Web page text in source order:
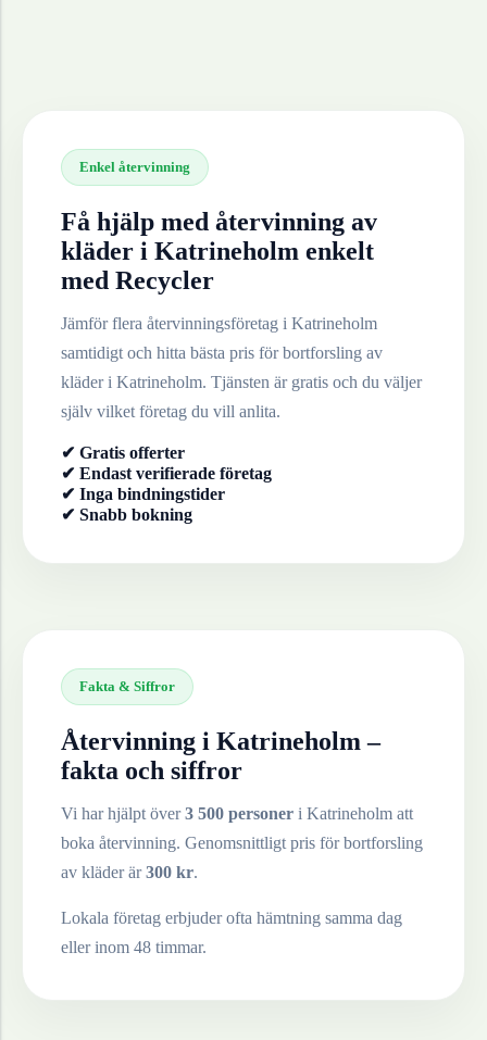
Enkel återvinning
Få hjälp med återvinning av
kläder i Katrineholm enkelt
med Recycler
Jämför flera återvinningsföretag i Katrineholm
samtidigt och hitta bästa pris för bortforsling av
kläderi Katrineholm. Tjänsten är gratis och du väljer
själv vilket företag du vill anlita.
✔ Gratis offerter
✔ Endast verifierade företag
✔ Inga bindningstider
✔ Snabb bokning
Fakta & Siffror
Återvinning i Katrineholm –
fakta och siffror
Vi har hjälpt över3 500 personer i Katrineholm att
boka återvinning. Genomsnittligt pris för bortforsling
av kläderär300 kr.
Lokala företag erbjuder ofta hämtning samma dag
eller inom 48 timmar.